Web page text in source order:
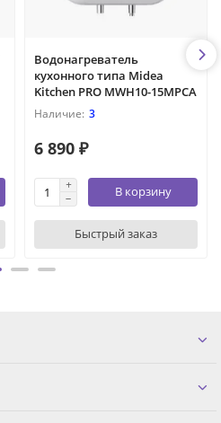
Водонагреватель
кухонного типа Midea
Kitchen PRO MWH10-15MPCA
3
6 890 ₽
В корзину
Быстрый заказ